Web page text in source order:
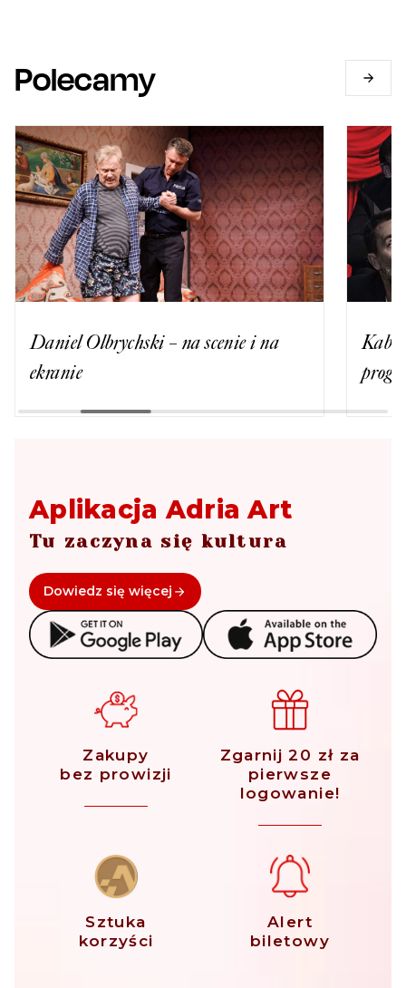
Polecamy
Daniel Olbrychski – na scenie i na
ekranie
Aplikacja Adria Art
Tu zaczyna się kultura
Dowiedz się więcej
Zakupy
bez prowizji
Zgarnij 20 zł za
pierwsze
logowanie!
Sztuka
korzyści
Alert
biletowy